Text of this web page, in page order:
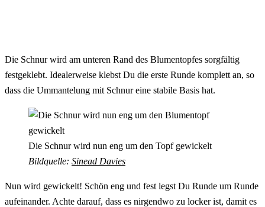
Die Schnur wird am unteren Rand des Blumentopfes sorgfältig
festgeklebt. Idealerweise klebst Du die erste Runde komplett an, so
dass die Ummantelung mit Schnur eine stabile Basis hat.
Die Schnur wird nun eng um den Topf gewickelt
Bildquelle: Sinead Davies
Nun wird gewickelt! Schön eng und fest legst Du Runde um Runde
aufeinander. Achte darauf, dass es nirgendwo zu locker ist, damit es